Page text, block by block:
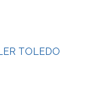
TOLEDO